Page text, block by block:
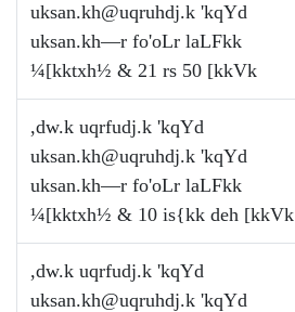
uksan.kh@uqruhdj.k 'kqYd
uksan.kh—r fo'oLr laLFkk
¼[kktxh½ & 21 rs 50 [kkVk
,dw.k uqrfudj.k 'kqYd
uksan.kh@uqruhdj.k 'kqYd
uksan.kh—r fo'oLr laLFkk
¼[kktxh½ & 10 is{kk deh [kkVk
,dw.k uqrfudj.k 'kqYd
uksan.kh@uqruhdj.k 'kqYd